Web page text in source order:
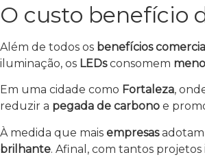
O custo benefício
Além de todos os benefícios
iluminação, os LEDsconsomem
Em uma cidade como Fortaleza,
reduzir a pegada de carbono e
À medida que mais empresasadotam
brilhante. Afinal, com tantos projetos